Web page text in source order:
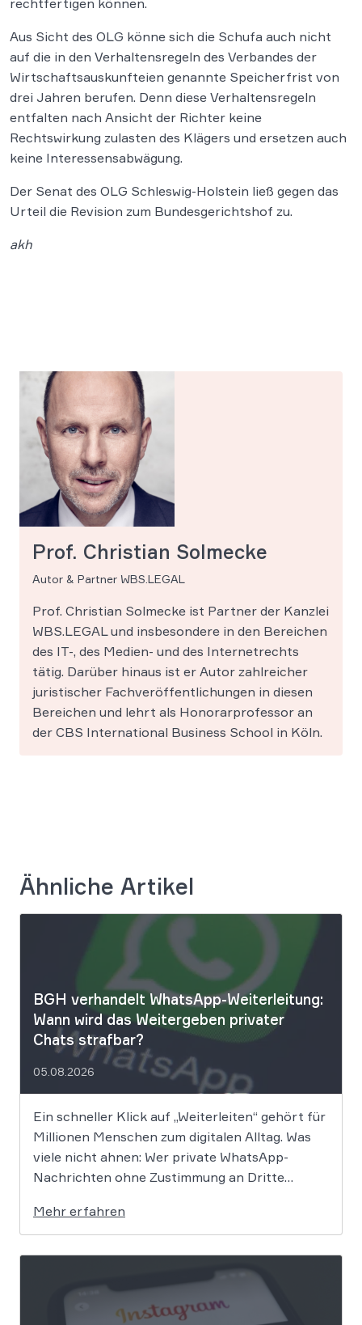
rechtfertigen können.
Aus Sicht des OLG könne sich die Schufa auch nicht
auf die in den Verhaltensregeln des Verbandes der
Wirtschaftsauskunfteien genannte Speicherfrist von
drei Jahren berufen. Denn diese Verhaltensregeln
entfalten nach Ansicht der Richter keine
Rechtswirkung zulasten des Klägers und ersetzen auch
keine Interessensabwägung.
Der Senat des OLG Schleswig-Holstein ließ gegen das
Urteil die Revision zum Bundesgerichtshof zu.
akh
Prof. Christian Solmecke
Autor & Partner WBS.LEGAL
Prof. Christian Solmecke ist Partner der Kanzlei
WBS.LEGAL und insbesondere in den Bereichen
des IT-, des Medien- und des Internetrechts
tätig. Darüber hinaus ist er Autor zahlreicher
juristischer Fachveröffentlichungen in diesen
Bereichen und lehrt als Honorarprofessor an
der CBS International Business School in Köln.
Ähnliche Artikel
BGH verhandelt WhatsApp-Weiterleitung:
Wann wird das Weitergeben privater
Chats strafbar?
05.08.2026
Ein schneller Klick auf „Weiterleiten“ gehört für
Millionen Menschen zum digitalen Alltag. Was
viele nicht ahnen: Wer private WhatsApp-
Nachrichten ohne Zustimmung an Dritte
dünnem Eis. Der Bundesgerichtshof befasst
sich derzeit mit der Frage, ob eine solche
Weitergabe gegen die europäische
Datenschutz-Grundverordnung verstößt und
Mehr erfahren